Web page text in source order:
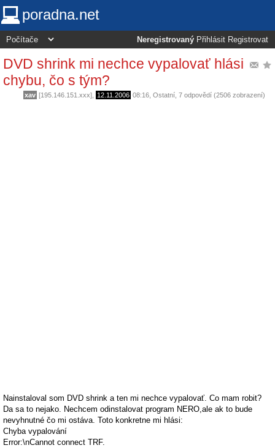
poradna.net
Neregistrovaný Přihlásit Registrovat
DVD shrink mi nechce vypalovať hlási
chybu, čo s tým?
xav [195.146.151.xxx], 12.11.2006 08:16 Ostatní , 7 odpovědí (2506 zobrazení)
Nainstaloval som DVD shrink a ten mi nechce vypalovať. Co mam robit?
Da sa to nejako. Nechcem odinstalovat program NERO,ale ak to bude
nevyhnutné čo mi ostáva. Toto konkretne mi hlási:
Chyba vypalování
Error:\nCannot connect TRF.